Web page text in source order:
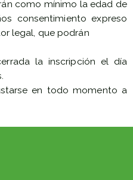
como mínimo la edad de
consentimiento expreso
legal, que podrán
la inscripción el día
en todo momento a